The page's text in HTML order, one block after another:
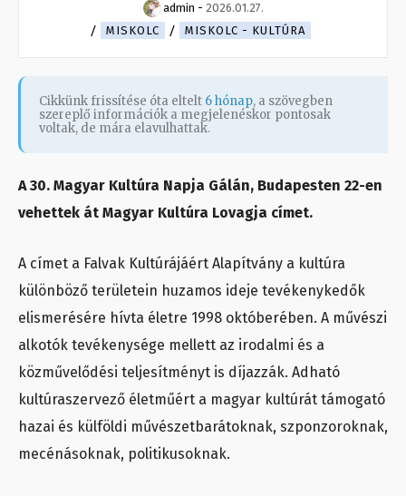
admin - 2026.01.27.
MISKOLC
MISKOLC - KULTÚRA
Cikkünk frissítése óta eltelt 6 hónap, a szövegben
szereplő információk a megjelenéskor pontosak
voltak, de mára elavulhattak.
A 30. Magyar Kultúra Napja Gálán, Budapesten 22-en
vehettek át Magyar Kultúra Lovagja címet.
A címet a Falvak Kultúrájáért Alapítvány a kultúra
különböző területein huzamos ideje tevékenykedők
elismerésére hívta életre 1998 októberében. A művészi
alkotók tevékenysége mellett az irodalmi és a
közművelődési teljesítményt is díjazzák. Adható
kultúraszervező életműért a magyar kultúrát támogató
hazai és külföldi művészetbarátoknak, szponzoroknak,
mecénásoknak, politikusoknak.